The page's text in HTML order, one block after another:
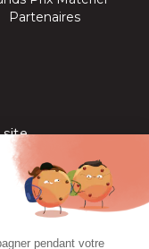
Partenaires
site